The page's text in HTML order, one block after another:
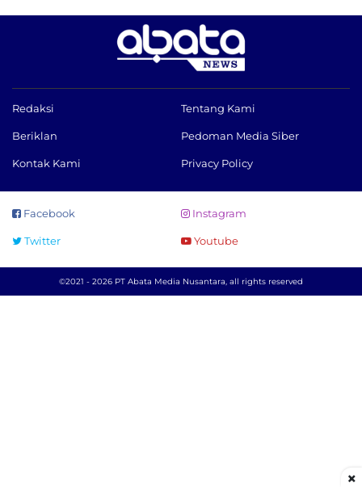
Redaksi Tentang Kami
Beriklan Pedoman Media Siber
Kontak Kami Privacy Policy
Facebook Instagram
Twitter Youtube
©2021 - 2026 PT Abata Media Nusantara, all rights reserved
×